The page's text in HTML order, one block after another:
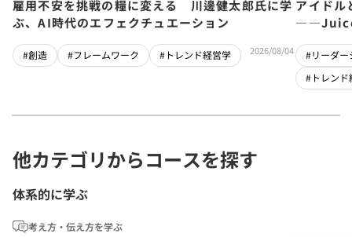
雇用不安を挑戦の糧に変える 川邊健太郎氏に学
ぶ、AI時代のエフェクチュエーション
#創造 #フレームワーク #トレンド経営学 2026/08/04
アイドル
#リーダー
#トレンド
他カテゴリからコースを探す
体系的に学ぶ
考え方・伝え方を学ぶ